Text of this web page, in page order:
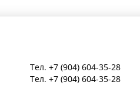
Тел. +7 (904) 604-35-28
Тел. +7 (904) 604-35-28